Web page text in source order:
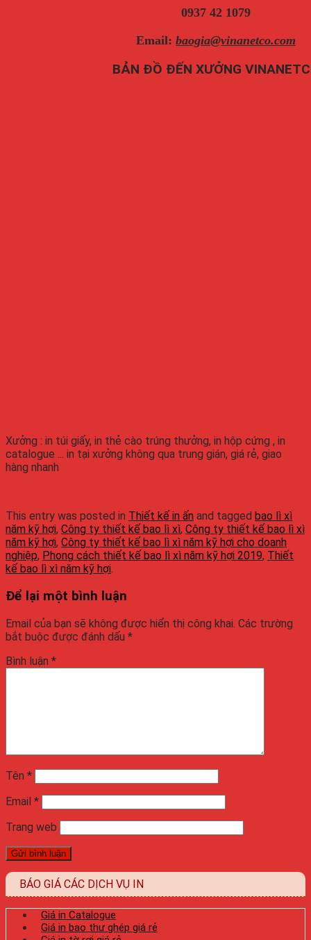
0937 42 1079
Email: baogia@vinanetco.com
BẢN ĐỒ ĐẾN XƯỞNG
Xưởng : in túi giấy, in thẻ cào trúng thưởng, in hộp cứng , in
catalogue ... in tại xưởng không qua trung gián, giá rẻ, giao
hàng nhanh
This entry was posted in Thiết kế in ấn and tagged bao lì xì
năm kỹ hợi, Công ty thiết kế bao lì xì, Công ty thiết kế bao lì xì
năm kỹ hợi, Công ty thiết kế bao lì xì năm kỹ hợi cho doanh
nghiệp, Phong cách thiết kế bao lì xì năm kỹ hợi 2019, Thiết
kế bao lì xì năm kỹ hợi.
Để lại một bình luận
Email của bạn sẽ không được hiển thị công khai. Các trường
bắt buộc được đánh dấu *
Bình luận *
Tên *
Email *
Trang web
BÁO GIÁ CÁC DỊCH VỤ IN
Giá in Catalogue
Giá in bao thư ghép giá rẻ